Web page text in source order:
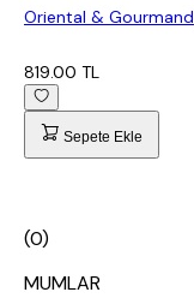
Oriental & Gourmand
819.00 TL
Sepete Ekle
(0)
MUMLAR